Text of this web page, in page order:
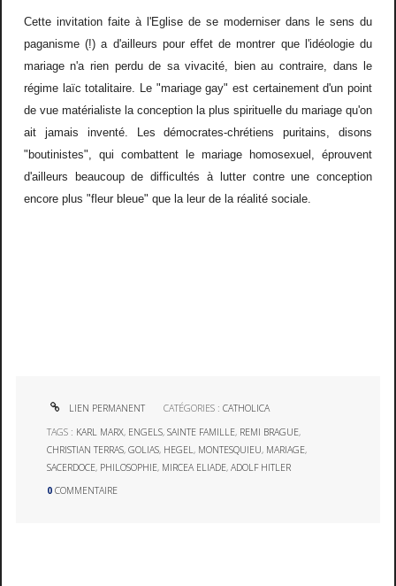
Cette invitation faite à l'Eglise de se moderniser dans le sens du
paganisme (!) a d'ailleurs pour effet de montrer que l'idéologie du
mariage n'a rien perdu de sa vivacité, bien au contraire, dans le
régime laïc totalitaire. Le "mariage gay" est certainement d'un point
de vue matérialiste la conception la plus spirituelle du mariage qu'on
ait jamais inventé. Les démocrates-chrétiens puritains, disons
"boutinistes", qui combattent le mariage homosexuel, éprouvent
d'ailleurs beaucoup de difficultés à lutter contre une conception
encore plus "fleur bleue" que la leur de la réalité sociale.
LIEN PERMANENT CATÉGORIES :CATHOLICA
TAGS : KARL MARX, ENGELS,SAINTE FAMILLE, REMI BRAGUE,
CHRISTIAN TERRAS,GOLIAS, HEGEL, MONTESQUIEU, MARIAGE,
SACERDOCE, PHILOSOPHIE, MIRCEA ELIADE,ADOLF HITLER
0 COMMENTAIRE